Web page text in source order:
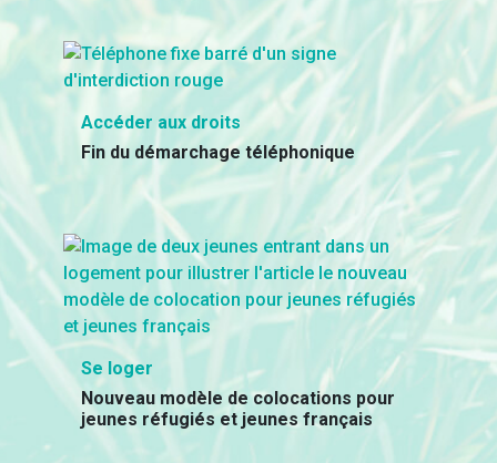
Accéder aux droits
Fin du démarchage téléphonique
Se loger
Nouveau modèle de colocations pour
jeunes réfugiés et jeunes français